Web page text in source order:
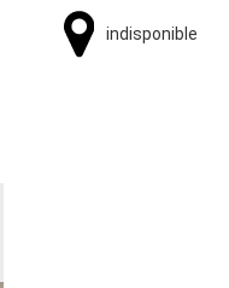
indisponible